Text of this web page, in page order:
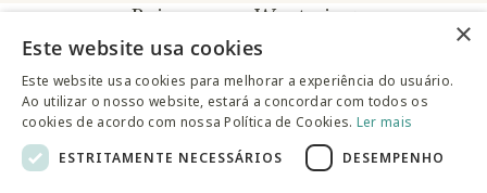
Baixe o app Westwing
×
Este website usa cookies
Este website usa cookies para melhorar a experiência do usuário.
Ao utilizar o nosso website, estará a concordar com todos os
cookies de acordo com nossa Política de Cookies. Ler mais
ESTRITAMENTE NECESSÁRIOS
DESEMPENHO